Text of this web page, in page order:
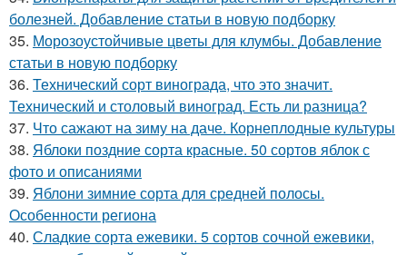
болезней. Добавление статьи в новую подборку
35. Морозоустойчивые цветы для клумбы. Добавление
статьи в новую подборку
36. Технический сорт винограда, что это значит.
Технический и столовый виноград. Есть ли разница?
37. Что сажают на зиму на даче. Корнеплодные культуры
38. Яблоки поздние сорта красные. 50 сортов яблок с
фото и описаниями
39. Яблони зимние сорта для средней полосы.
Особенности региона
40. Сладкие сорта ежевики. 5 сортов сочной ежевики,